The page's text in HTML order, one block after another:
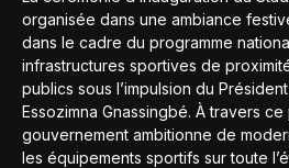
organisée dans une ambiance
dans le cadre du programme
infrastructures sportives de
publics sous l’impulsion du
Essozimna Gnassingbé. À travers
gouvernement ambitionne de
les équipements sportifs sur toute